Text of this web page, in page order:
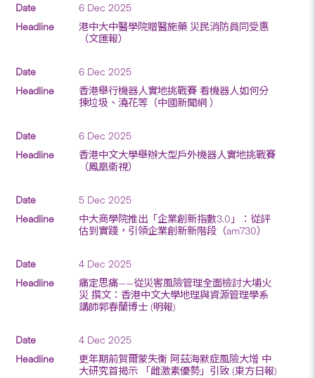
6 Dec 2025
港中大中醫學院贈醫施藥 災民消防員同受惠
（文匯報）
6 Dec 2025
香港舉行機器人實地挑戰賽 看機器人如何分
揀垃圾、澆花等（中國新聞網 ）
6 Dec 2025
香港中文大學舉辦大型戶外機器人實地挑戰賽
（鳳凰衞視）
5 Dec 2025
中大商學院推出「企業創新指數3.0」：從評
估到實踐，引領企業創新新階段（am730）
4 Dec 2025
痛定思痛——從災害風險管理全面檢討大埔火
災 撰文：香港中文大學地理與資源管理學系
講師郭春蘭博士 (明報)
4 Dec 2025
更年期前賀爾蒙失衡 阿茲海默症風險大增 中
大研究首揭示 「雌激素優勢」引致 (東方日報)